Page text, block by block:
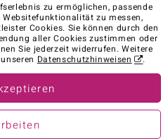
Cookies
Impressum
widerrufen
in other countries:
Tochterunternehmen der elumeo
SE)
zu ermöglichen, passende
zu messen,
Cookies. Sie können durch den
aller Cookies zustimmen oder
Sie jederzeit widerrufen. Weitere
Datenschutzhinweisen .